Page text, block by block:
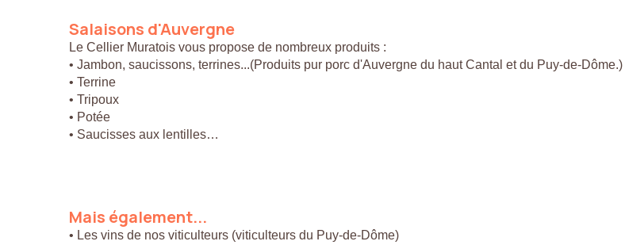
Salaisons d'Auvergne
Le Cellier Muratois vous propose de nombreux produits :
• Jambon, saucissons, terrines...(Produits pur porc d'Auvergne du haut Cantal et du Puy-de-Dôme.)
• Terrine
• Tripoux
• Potée
• Saucisses aux lentilles…
Mais également...
• Les vins de nos viticulteurs (viticulteurs du Puy-de-Dôme)